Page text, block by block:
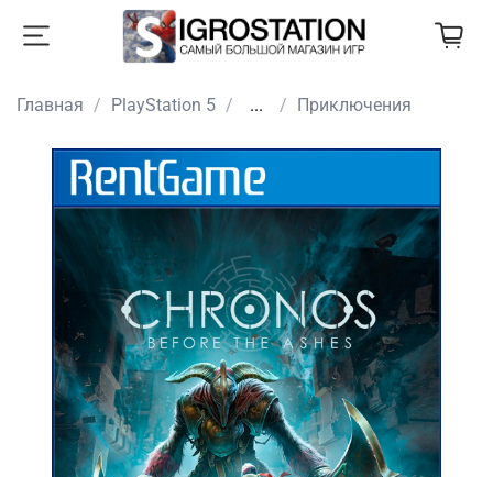
Главная PlayStation 5 ... Приключения